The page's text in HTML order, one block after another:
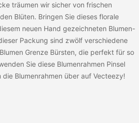
träumen wir sicher von frischen
Blüten. Bringen Sie dieses florale
neuen Hand gezeichneten Blumen-
Packung sind zwölf verschiedene
Grenze Bürsten, die perfekt für so
Sie diese Blumenrahmen Pinsel
die Blumenrahmen über auf Vecteezy!